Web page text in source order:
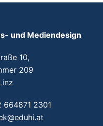
und Mediendesign
10,
209
664871 2301